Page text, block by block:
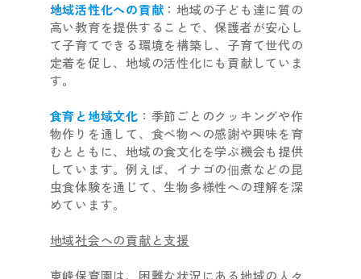
地域活性化への貢献 ：地域の子ども達に質の
高い教育を提供することで、保護者が安心し
て子育てできる環境を構築し、子育て世代の
定着を促し、地域の活性化にも貢献していま
す。
食育と地域文化 ：季節ごとのクッキングや作
物作りを通して、食べ物への感謝や興味を育
むとともに、地域の食文化を学ぶ機会も提供
しています。例えば、イナゴの佃煮などの昆
虫食体験を通じて、生物多様性への理解を深
めています。
地域社会への貢献と支援
東峰保育園は、困難な状況にある地域の人々